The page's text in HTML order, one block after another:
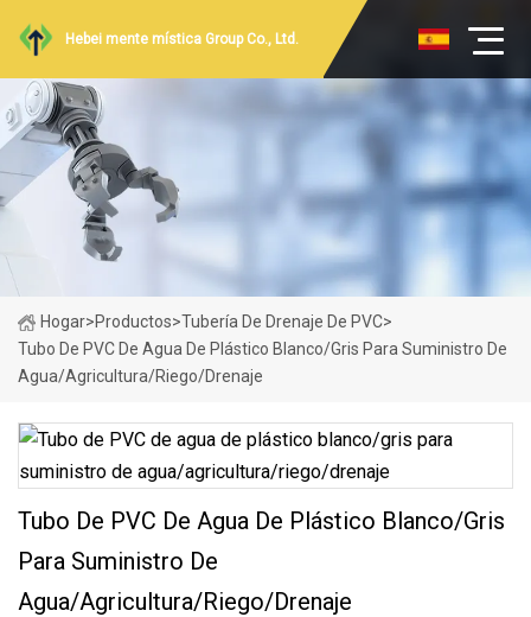
Hebei mente mística Group Co., Ltd.
Hogar>Productos>Tubería De Drenaje De PVC>
Tubo De PVC De Agua De Plástico Blanco/gris Para Suministro De
Agua/agricultura/riego/drenaje
Tubo De PVC De Agua De Plástico Blanco/gris
Para Suministro De
Agua/agricultura/riego/drenaje